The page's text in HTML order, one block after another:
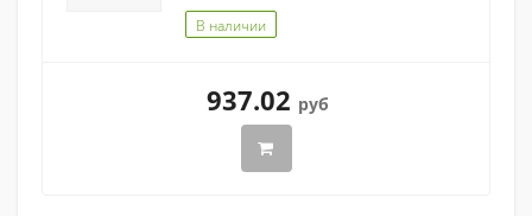
В наличии
937.02 руб